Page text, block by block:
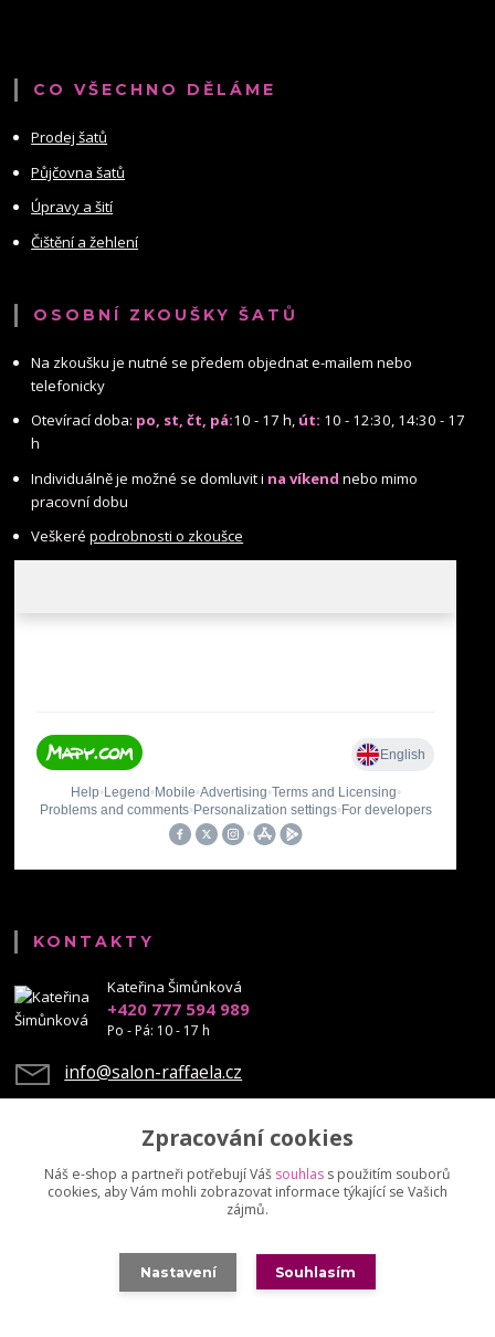
CO VŠECHNO DĚLÁME
Prodej šatů
Půjčovna šatů
Úpravy a šití
Čištění a žehlení
OSOBNÍ ZKOUŠKY ŠATŮ
Na zkoušku je nutné se předem objednat e-mailem nebo
telefonicky
Otevírací doba: po, st, čt, pá:10 - 17 h, út: 10 - 12:30, 14:30 - 17
h
Individuálně je možné se domluvit i na víkend nebo mimo
pracovní dobu
Veškerépodrobnosti o zkoušce
KONTAKTY
Kateřina Šimůnková
+420 777 594 989
Po - Pá: 10 - 17 h
info@salon-raffaela.cz
Upravit sběr cookies.
© Mgr. Kateřina Šimůnková, 2023 - další šíření našich fotek je chráněno
autorskými právy
Zpracování cookies
Náš e-shop a partneři potřebují Váš souhlas s použitím souborů
cookies, aby Vám mohli zobrazovat informace týkající se Vašich
zájmů.
Nastavení Souhlasím